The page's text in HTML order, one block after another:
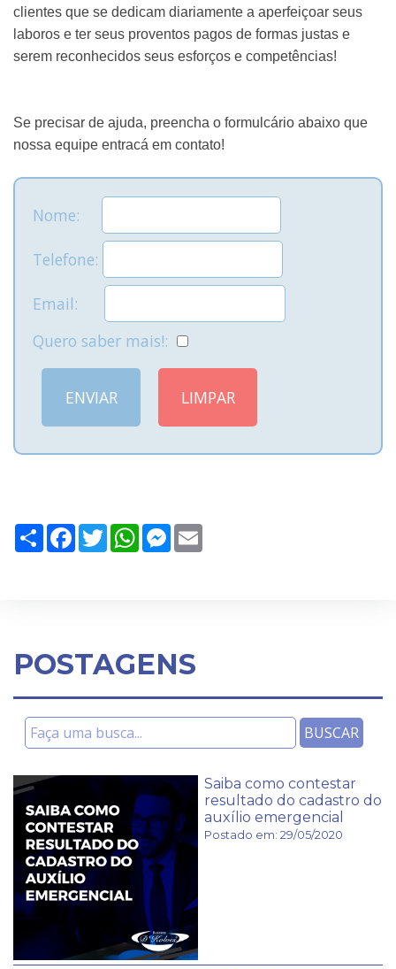
clientes que se dedicam diariamente a aperfeiçoar seus
laboros e ter seus proventos pagos de formas justas e
serem reconhecidos seus esforços e competências!
Se precisar de ajuda, preencha o formulcário abaixo que
nossa equipe entracá em contato!
Nome:
Telefone:
Email:
Quero saber mais!:
ShareFacebook
TwitterWhatsAppMessenger
POSTAGENS
Saiba como contestar
resultado do cadastro do
auxí­lio emergencial
Postado em: 29/05/2020